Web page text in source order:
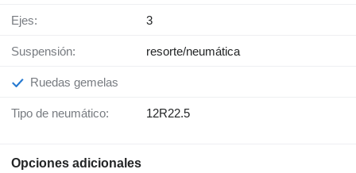
Ejes: 3
Suspensión: resorte/neumática
Ruedas gemelas
Tipo de neumático: 12R22.5
Opciones adicionales